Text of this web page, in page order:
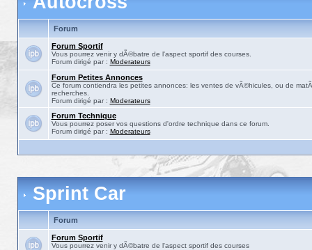
Forum
Forum Sportif
Vous pourrez venir y dÃ©batre de l'aspect sportif des courses.
Forum dirigé par : Moderateurs
Forum Petites Annonces
Ce forum contiendra les petites annonces: les ventes de vÃ©hicules, ou de
recherches.
Forum dirigé par : Moderateurs
Forum Technique
Vous pourrez poser vos questions d'ordre technique dans ce forum.
Forum dirigé par : Moderateurs
Sprint Car
Forum
Forum Sportif
Vous pourrez venir y dÃ©batre de l'aspect sportif des courses